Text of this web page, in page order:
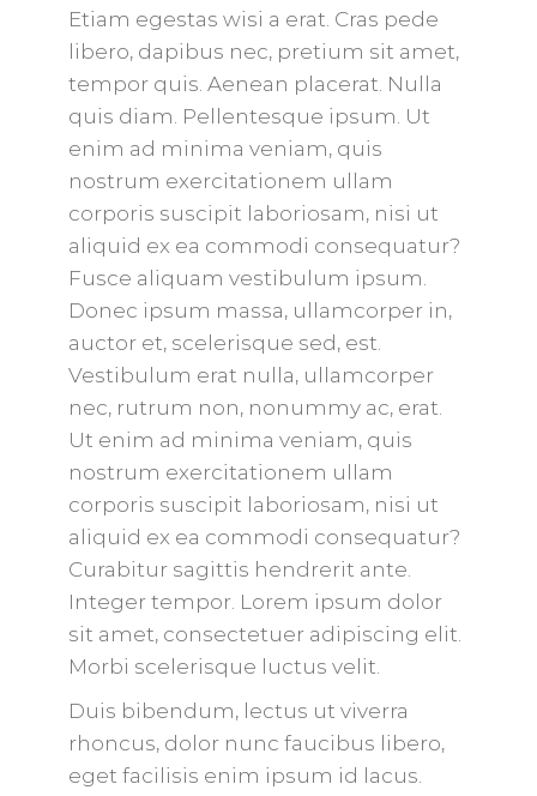
Etiam egestas wisi a erat. Cras pede
libero, dapibus nec, pretium sit amet,
tempor quis. Aenean placerat. Nulla
quis diam. Pellentesque ipsum. Ut
enim ad minima veniam, quis
nostrum exercitationem ullam
corporis suscipit laboriosam, nisi ut
aliquid ex ea commodi consequatur?
Fusce aliquam vestibulum ipsum.
Donec ipsum massa, ullamcorper in,
auctor et, scelerisque sed, est.
Vestibulum erat nulla, ullamcorper
nec, rutrum non, nonummy ac, erat.
Ut enim ad minima veniam, quis
nostrum exercitationem ullam
corporis suscipit laboriosam, nisi ut
aliquid ex ea commodi consequatur?
Curabitur sagittis hendrerit ante.
Integer tempor. Lorem ipsum dolor
sit amet, consectetuer adipiscing elit.
Morbi scelerisque luctus velit.
Duis bibendum, lectus ut viverra
rhoncus, dolor nunc faucibus libero,
eget facilisis enim ipsum id lacus.